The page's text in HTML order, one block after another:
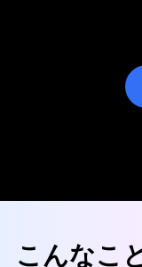
こんなこ